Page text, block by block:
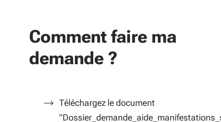
Comment faire ma
demande ?
Téléchargez le document